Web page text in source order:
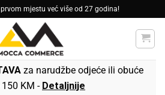
mjestu već više od 27 godina!
za narudžbe odjeće ili obuće
150 KM - Detaljnije